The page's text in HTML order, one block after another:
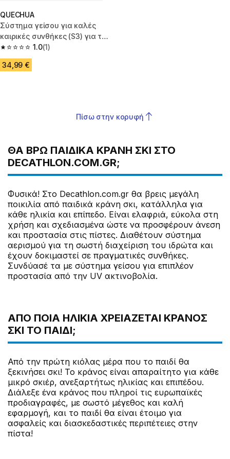
QUECHUA
Σύστημα γείσου για καλές
καιρικές συνθήκες (S3) για το
κράνος Visor+ για σκι
1.0
1.0 out of 5 stars from 1 reviews
(1)
34,99 €
Πίσω στην κορυφή
ΘΑ ΒΡΩ ΠΑΙΔΙΚΆ ΚΡΆΝΗ ΣΚΙ ΣΤΟ
DECATHLON.COM.GR;
Φυσικά! Στο Decathlon.com.gr θα βρεις μεγάλη
ποικιλία από παιδικά κράνη σκι, κατάλληλα για
κάθε ηλικία και επίπεδο. Είναι ελαφριά, εύκολα στη
χρήση και σχεδιασμένα ώστε να προσφέρουν άνεση
και προστασία στις πίστες. Διαθέτουν σύστημα
αερισμού για τη σωστή διαχείριση του ιδρώτα και
έχουν δοκιμαστεί σε πραγματικές συνθήκες.
Συνδύασέ τα με σύστημα γείσου για επιπλέον
προστασία από την UV ακτινοβολία.
ΑΠΌ ΠΟΙΑ ΗΛΙΚΊΑ ΧΡΕΙΆΖΕΤΑΙ ΚΡΆΝΟΣ
ΣΚΙ ΤΟ ΠΑΙΔΊ;
Από την πρώτη κιόλας μέρα που το παιδί θα
ξεκινήσει σκι! Το κράνος είναι απαραίτητο για κάθε
μικρό σκιέρ, ανεξαρτήτως ηλικίας και επιπέδου.
Διάλεξε ένα κράνος που πληροί τις ευρωπαϊκές
προδιαγραφές, με σωστό μέγεθος και καλή
εφαρμογή, και το παιδί θα είναι έτοιμο για
ασφαλείς και διασκεδαστικές περιπέτειες στην
πίστα!